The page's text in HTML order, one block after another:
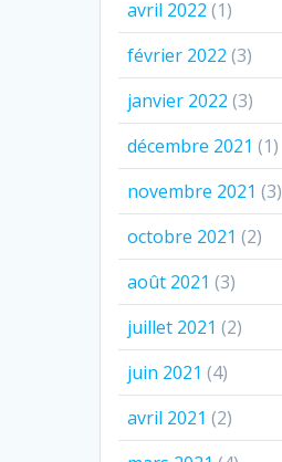
avril 2022 (1)
février 2022 (3)
janvier 2022 (3)
décembre 2021 (1)
novembre 2021 (3)
octobre 2021 (2)
août 2021 (3)
juillet 2021 (2)
juin 2021 (4)
avril 2021 (2)